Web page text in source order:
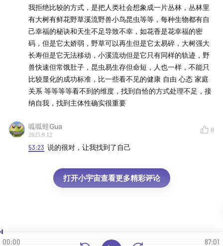
我拒绝比较的方式，是把人类社会想象成一片丛林，丛林里
有大树有鲜花野草溪流野兽小鸟昆虫等等，每种生物都有自
己幸福的秘诀和天生不足导致不幸，如花香是花幸福的密
码，但是它太娇弱，野草可以再生但是它太易碎，大树强大
长寿但是它无法移动，小溪流动但是它只有同样的轨迹，野
兽快速但常饿肚子，昆虫易生存但命短，人也一样，不能只
比较显化的成功标准，比一些看不见的健康 自由 心态 家庭
关系 等等等等看不到的维度，找到自恰的方式处理不足，接
纳自我，找到主体性确实很重要
呱呱蛙Gua
2025.9.12
0
53:23 说的很对，让我找到了自己
打开小宇宙查看更多精彩评论
00:00 87:01